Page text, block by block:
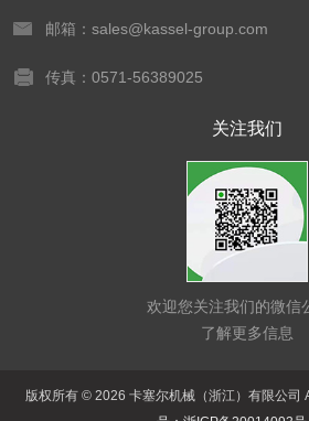
邮箱：sales@kassel-group.com
传真：0571-56389025
关注我们
欢迎您关注我们的微信
了解更多信息
版权所有 © 2026 卡塞尔机械（浙江）有限公